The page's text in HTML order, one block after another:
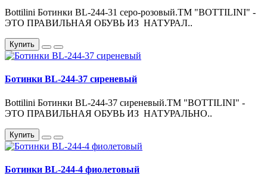
Bottilini Ботинки BL-244-31 серо-розовый.ТМ "BOTTILINI" -
ЭТО ПРАВИЛЬНАЯ ОБУВЬ ИЗ НАТУРАЛ..
Купить
Ботинки BL-244-37 сиреневый
Bottilini Ботинки BL-244-37 сиреневый.ТМ "BOTTILINI" -
ЭТО ПРАВИЛЬНАЯ ОБУВЬ ИЗ НАТУРАЛЬНО..
Купить
Ботинки BL-244-4 фиолетовый